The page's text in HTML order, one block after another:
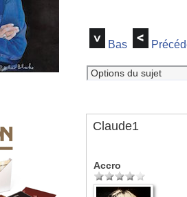
Bas
Claude1
Accro